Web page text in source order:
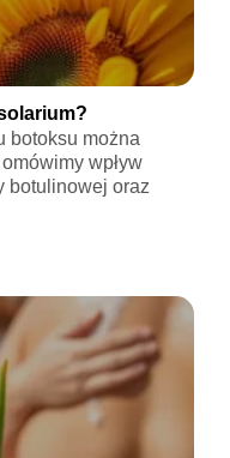
botoksu można
wpływ
botulinowej oraz